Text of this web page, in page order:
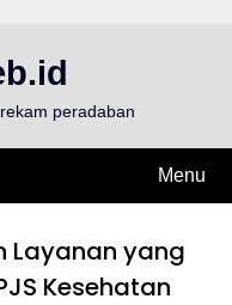
peradaban
Menu
Layanan yang
Kesehatan